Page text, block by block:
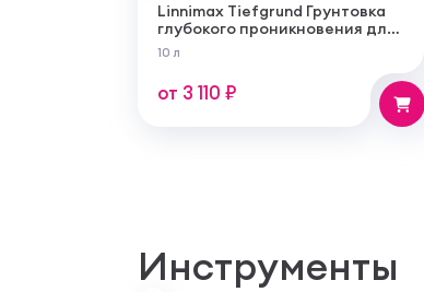
Linnimax Tiefgrund Грунтовка
глубокого проникновения для
внутренних и наружных работ
10 л
от 3 110 ₽
Инструменты